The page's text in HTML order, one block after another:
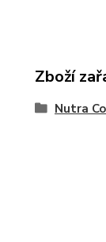
Zboží
Nutra